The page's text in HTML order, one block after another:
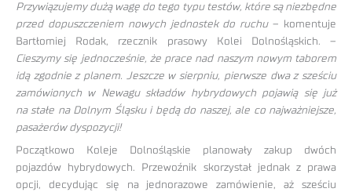
Przywiązujemy dużą wagę do tego typu testów, które są niezbędne
przed dopuszczeniem nowych jednostek do ruchu– komentuje
Bartłomiej Rodak, rzecznik prasowy Kolei Dolnośląskich. –
Cieszymy się jednocześnie, że prace nad naszym nowym taborem
idą zgodnie z planem. Jeszcze w sierpniu, pierwsze dwa z sześciu
zamówionych w Newagu składów hybrydowych pojawią się już
na stałe na Dolnym Śląsku i będą do naszej, ale co najważniejsze,
pasażerów dyspozycji!
Początkowo Koleje Dolnośląskie planowały zakup dwóch
pojazdów hybrydowych. Przewoźnik skorzystał jednak z prawa
opcji, decydując się na jednorazowe zamówienie, aż sześciu